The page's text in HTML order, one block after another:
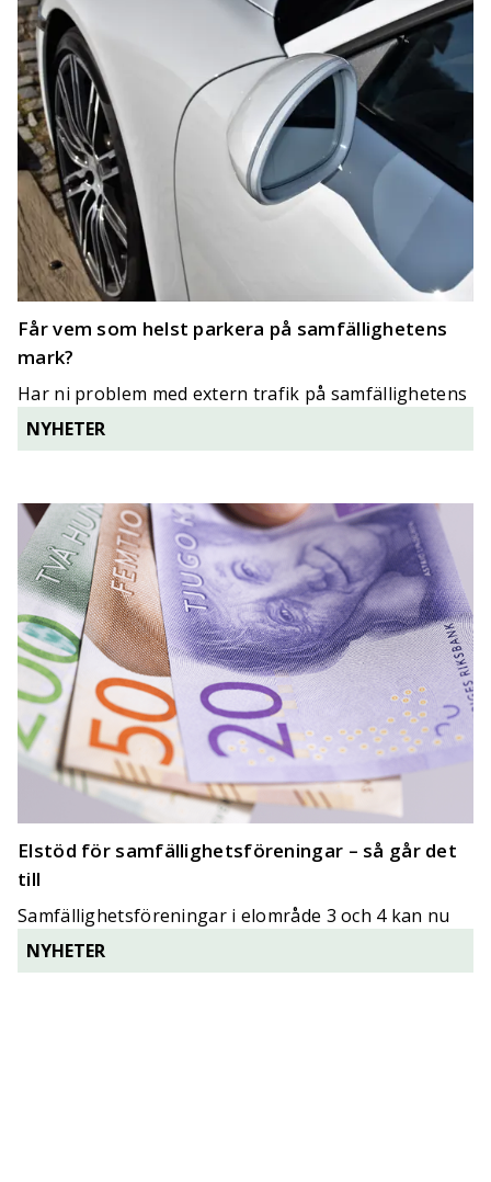
NYHETER
Får vem som helst parkera på samfällighetens
mark?
Har ni problem med extern trafik på samfällighetens
mark? Vi går igenom vad som gäller.
NYHETER
Elstöd för samfällighetsföreningar – så går det
till
Samfällighetsföreningar i elområde 3 och 4 kan nu
ansöka om elstöd.